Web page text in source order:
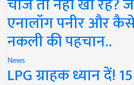
एनालॉग पनीर और
नकली की पहचान..
News
LPG ग्राहक ध्यान दें!